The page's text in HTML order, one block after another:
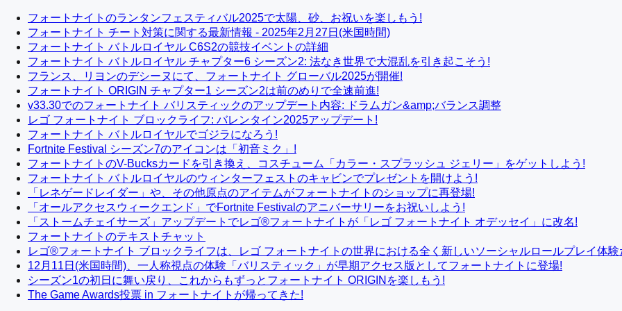
フォートナイトのランタンフェスティバル2025で太陽、砂、お祝いを楽しもう!
フォートナイト チート対策に関する最新情報 - 2025年2月27日(米国時間)
フォートナイト バトルロイヤル C6S2の競技イベントの詳細
フォートナイト バトルロイヤル チャプター6 シーズン2: 法なき世界で大混乱を引き起こそう!
フランス、リヨンのデシーヌにて、フォートナイト グローバル2025が開催!
フォートナイト ORIGIN チャプター1 シーズン2は前のめりで全速前進!
v33.30でのフォートナイト バリスティックのアップデート内容: ドラムガン&amp;バランス調整
レゴ フォートナイト ブロックライフ: バレンタイン2025アップデート!
フォートナイト バトルロイヤルでゴジラになろう!
Fortnite Festival シーズン7のアイコンは「初音ミク」!
フォートナイトのV-Bucksカードを引き換え、コスチューム「カラー・スプラッシュ ジェリー」をゲットしよう!
フォートナイト バトルロイヤルのウィンターフェストのキャビンでプレゼントを開けよう!
「レネゲードレイダー」や、その他原点のアイテムがフォートナイトのショップに再登場!
「オールアクセスウィークエンド」でFortnite Festivalのアニバーサリーをお祝いしよう!
「ストームチェイサーズ」アップデートでレゴ®フォートナイトが「レゴ フォートナイト オデッセイ」に改名!
フォートナイトのテキストチャット
レゴ®フォートナイト ブロックライフは、レゴ フォートナイトの世界における全く新しいソーシャルロールプレイ体験
12月11日(米国時間)、一人称視点の体験「バリスティック」が早期アクセス版としてフォートナイトに登場!
シーズン1の初日に舞い戻り、これからもずっとフォートナイト ORIGINを楽しもう!
The Game Awards投票 in フォートナイトが帰ってきた!